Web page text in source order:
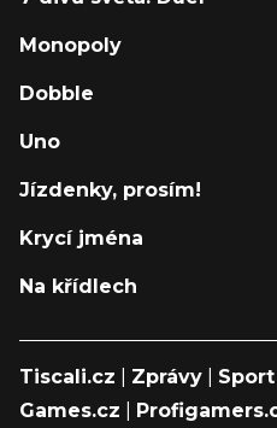
Monopoly
Dobble
Uno
Jízdenky, prosím!
Krycí jména
Na křídlech
Tiscali.cz Zprávy Sport
Games.cz